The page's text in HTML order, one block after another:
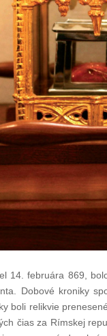
14. februára 869,
Dobové kroniky
boli relikvie
čias za Rímskej